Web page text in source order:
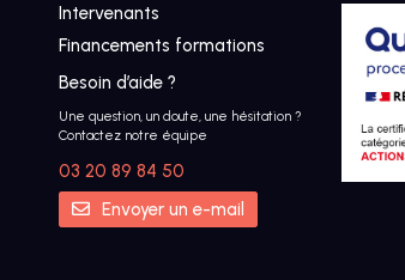
Intervenants
Financements formations
Besoin d’aide ?
Une question, un doute, une hésitation ?
Contactez notre équipe
03 20 89 84 50
Envoyer un e-mail